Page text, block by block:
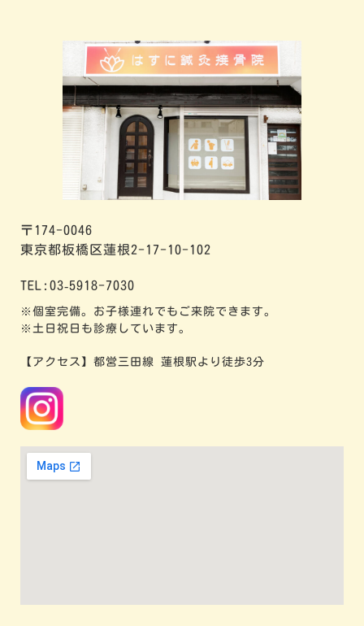
〒174-0046
東京都板橋区蓮根2-17-10-102
TEL:03‐5918-7030
※個室完備。お子様連れでもご来院できます。
※土日祝日も診療しています。
【アクセス】都営三田線 蓮根駅より徒歩3分